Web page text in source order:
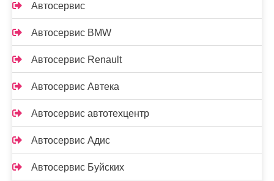
Автосервис
Автосервис BMW
Автосервис Renault
Автосервис Автека
Автосервис автотехцентр
Автосервис Адис
Автосервис Буйских